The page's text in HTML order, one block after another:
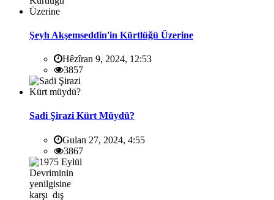
Şeyh Akşemseddin'in Kürtlüğü Üzerine
Hêzîran 9, 2024, 12:53
3857
Sadi Şirazi Kürt Müydü?
Gulan 27, 2024, 4:55
3867